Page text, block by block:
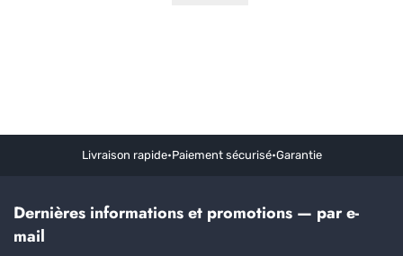
Livraison rapide•Paiement sécurisé•Garantie
Dernières informations et promotions — par e-
mail